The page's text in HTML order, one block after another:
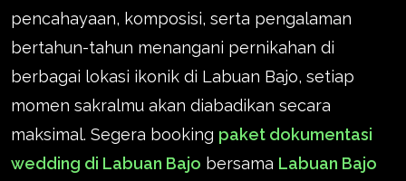
pencahayaan, komposisi, serta pengalaman
bertahun-tahun menangani pernikahan di
berbagai lokasi ikonik di Labuan Bajo, setiap
momen sakralmu akan diabadikan secara
maksimal. Segera booking paket dokumentasi
wedding di Labuan Bajo bersama Labuan Bajo